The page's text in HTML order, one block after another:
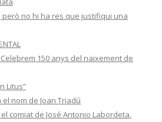
però no hi ha res que justifiqui una
Celebrem 150 anys del naixement de
Litus”
nom de Joan Triadú
comiat de José Antonio Labordeta.